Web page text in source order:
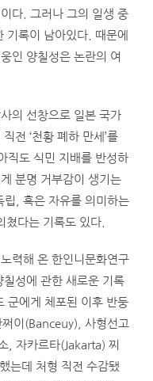
다. 그러나 그의 일생 중
기록이 남아있다. 때문에
인 양칠성은 논란의 여
의 선창으로 일본 국가
전 ‘천황 폐하 만세’를
직도 식민 지배를 반성하
분명 거부감이 생기는
립, 혹은 자유를 의미하는
쳤다는 기록도 있다.
력해 온 한인니문화연구
성에 관한 새로운 기록
군에게 체포된 이후 반둥
이(Banceuy), 사형선고
, 자카르타(Jakarta) 찌
는데 처형 직전 수감됐